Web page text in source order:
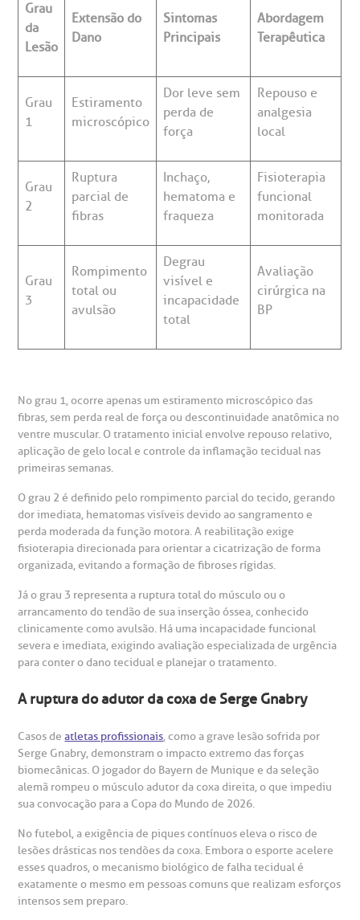
Grau
da
Lesão
Extensão do
Dano
Sintomas
Principais
Abordagem
Terapêutica
Grau
1
Estiramento
microscópico
Dor leve sem
perda de
força
Repouso e
analgesia
local
Grau
2
Ruptura
parcial de
fibras
Inchaço,
hematoma e
fraqueza
Fisioterapia
funcional
monitorada
Grau
3
Rompimento
total ou
avulsão
Degrau
visível e
incapacidade
total
Avaliação
cirúrgica na
BP
No grau 1, ocorre apenas um estiramento microscópico das
fibras, sem perda real de força ou descontinuidade anatômica no
ventre muscular. O tratamento inicial envolve repouso relativo,
aplicação de gelo local e controle da inflamação tecidual nas
primeiras semanas.
O grau 2 é definido pelo rompimento parcial do tecido, gerando
dor imediata, hematomas visíveis devido ao sangramento e
perda moderada da função motora. A reabilitação exige
fisioterapia direcionada para orientar a cicatrização de forma
organizada, evitando a formação de fibroses rígidas.
Já o grau 3 representa a ruptura total do músculo ou o
arrancamento do tendão de sua inserção óssea, conhecido
clinicamente como avulsão. Há uma incapacidade funcional
severa e imediata, exigindo avaliação especializada de urgência
para conter o dano tecidual e planejar o tratamento.
A ruptura do adutor da coxa de Serge Gnabry
Casos deatletas profissionais, como a grave lesão sofrida por
Serge Gnabry, demonstram o impacto extremo das forças
biomecânicas. O jogador do Bayern de Munique e da seleção
alemã rompeu o músculo adutor da coxa direita, o que impediu
sua convocação para a Copa do Mundo de 2026.
No futebol, a exigência de piques contínuos eleva o risco de
lesões drásticas nos tendões da coxa. Embora o esporte acelere
esses quadros, o mecanismo biológico de falha tecidual é
exatamente o mesmo em pessoas comuns que realizam esforços
intensos sem preparo.